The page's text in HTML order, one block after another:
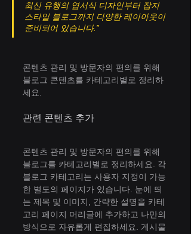
최신 유행의 엽서식 디자인부터 잡지
스타일 블로그까지 다양한 레이아웃이
준비되어 있습니다.”
콘텐츠 관리 및 방문자의 편의를 위해
블로그 콘텐츠를 카테고리별로 정리하
세요.
관련 콘텐츠 추가
콘텐츠 관리 및 방문자의 편의를 위해
블로그를 카테고리별로 정리하세요. 각
블로그 카테고리는 사용자 지정이 가능
한 별도의 페이지가 있습니다. 눈에 띄
는 제목 및 이미지, 간략한 설명을 카테
고리 페이지 머리글에 추가하고 나만의
방식으로 자유롭게 편집하세요. 게시물